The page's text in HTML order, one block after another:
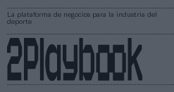
La plataforma de negocios para la industria del
deporte